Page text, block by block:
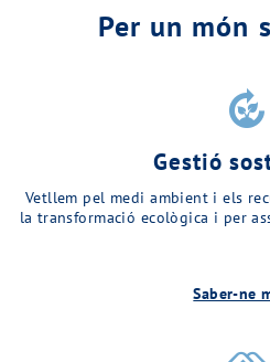
Per un món
compost
Gestió
Vetllem pel medi ambient i els
la transformació ecològica i per
Saber-ne